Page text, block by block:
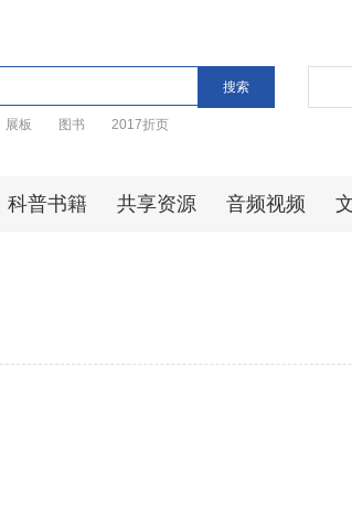
展板 图书 2017折页
科普书籍 共享资源 音频视频